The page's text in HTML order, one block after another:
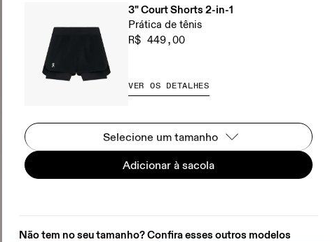
3" Court Shorts 2-in-1
Prática de tênis
R$ 449,00
VER OS DETALHES
Selecione um tamanho
Adicionar à sacola
Não tem no seu tamanho? Confira esses outros modelos